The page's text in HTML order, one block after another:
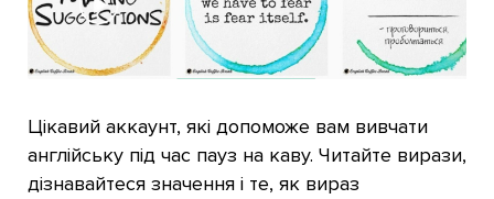
Цікавий аккаунт, які допоможе вам вивчати
англійську під час пауз на каву. Читайте вирази,
дізнавайтеся значення і те, як вираз